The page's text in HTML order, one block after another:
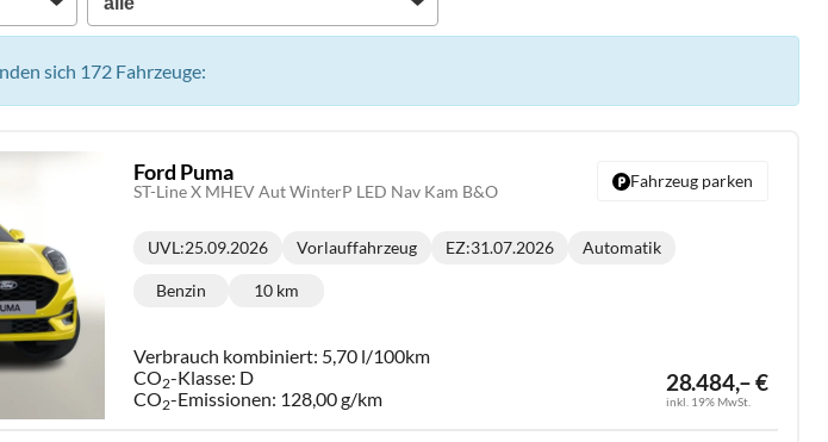
sich 172 Fahrzeuge:
Ford Puma
ST-Line X MHEV Aut WinterP LED Nav Kam B&O
28.484,– €
inkl. 19% MwSt.
Lieferzeit:
UVL:25.09.2026 Vorlauffahrzeug EZ:31.07.2026
Getriebe:
Automatik
Kraftstoff:
Benzin
Kilometerstand:
10 km
Verbrauch kombiniert: 5,70 l/100km
CO2-Klasse: D
CO2-Emissionen: 128,00 g/km
Fahrzeug parken